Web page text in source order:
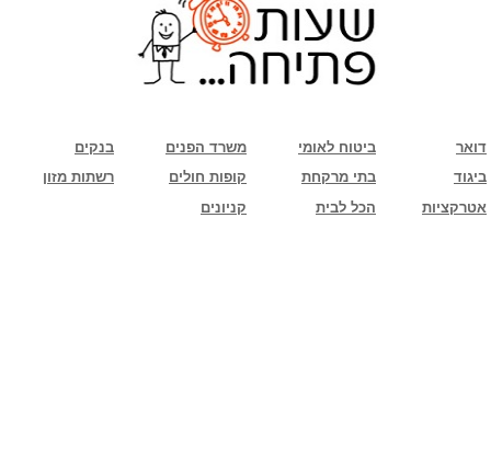
בנקים משרד הפנים ביטוח לאומי
דואר
רשתות מזון
קופות חולים בתי מרקחת
ביגוד
קניונים
הכל לבית אטרקציות